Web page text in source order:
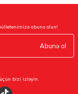
abunə olun!
Abunə ol
bizi izləyin.